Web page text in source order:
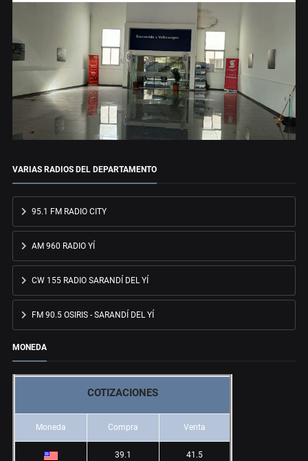
VARIAS RADIOS DEL DEPARTAMENTO
95.1 FM RADIO CITY
AM 960 RADIO YÍ
CW 155 RADIO SARANDÍ DEL YÍ
FM 90.5 OSIRIS - SARANDÍ DEL YÍ
MONEDA
COTIZACIONES
Moneda Compra Venta
39.1 41.5